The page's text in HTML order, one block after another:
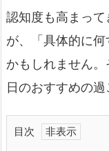
認知度も高まっ
が、「具体的に
かもしれません
日のおすすめの過
目次